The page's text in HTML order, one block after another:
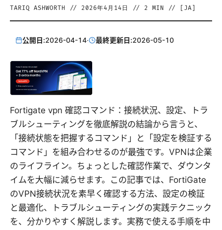
TARIQ ASHWORTH // 2026年4月14日 // 2 MIN // [ JA
公開日:2026-04-14· 最終更新日:2026-05-10
Fortigate vpn 確認コマンド：接続状況、設定、トラ
ブルシューティングを徹底解説の結論から言うと、
「接続状態を把握するコマンド」と「設定を検証する
コマンド」を組み合わせるのが最強です。VPNは企業
のライフライン。ちょっとした確認作業で、ダウンタ
イムを大幅に減らせます。この記事では、FortiGate
のVPN接続状況を素早く確認する方法、設定の検証
と最適化、トラブルシューティングの実践テクニック
を、分かりやすく解説します。実務で使える手順を中